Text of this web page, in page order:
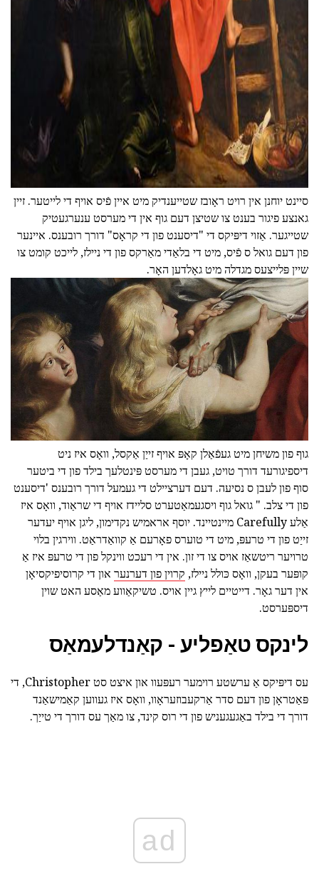
סיינט יוחנן אין רויט ראָובז שטייענדיק מיט איין פֿיס אויף די לייטער. זיין
גאנצע פיגור בענט צו שטיצן דעם גוף אין די מערסט ענערגעטיק
שטייגער. אַזוי דיפּיקס די "דיסענט פון די קראָס" דורך רובענס. איינער
פון דעם גואל ס פֿיס, מיט די בלאַדי מאַרקס פון די ניילז, לייכט קומט צו
שיין פּלייצעס מגדלה מיט גאָלדען האָר.
גוף פון משיחן מיט געפֿאַלן קאָפּ אויף זייַן אַקסל, וואָס איז ניט
דיספיגורעד דורך טויט, געבן די מערסט פּינטלעך בילד פון די ביטער
סוף פון לעבן ס נסיעה. דעם דערציילט די געמעל דורך רובענס 'דיסענט
פון די צלב. " גואל גוף ויסגעמאַטערט סליידז אויף די שראַוד, וואָס איז
אַלע Carefully מיינטיינד. יוסף אראמיש נקדימון, ליגן אויף יעדער
זייַט פון די טרעפּ, מיט די טוערס פאָרעם אַ קוואַדראַט. ווירגין בלוי
טרויער ריטשאַז אויס צו די זון. אין די רעכט ווינקל פון די טרעפּ איז אַ
קופּער בעקן, וואָס כּולל ניילז, קרוין פון דערנער און די קרוסיפיקסיאָן
אין דער גאָר. דייטיים לייץ גיין אויס. טשיקאַווע מאַסע האט שוין
דיספּערסט.
לינקס טאַפליע - קאַנדלעמאַס
עס דיפּיקס אַ ערשטע רוימער רעפּעוו און איצט סט Christopher, די
פּאַטראָן פון דעם סדר אַרקעבוזעראָוו, וואָס איז געווען קאַמישאַנד
דורך די בילד באַגעגעניש פון די רוס קינד, צו מאַך עס דורך די טייַך.
ad